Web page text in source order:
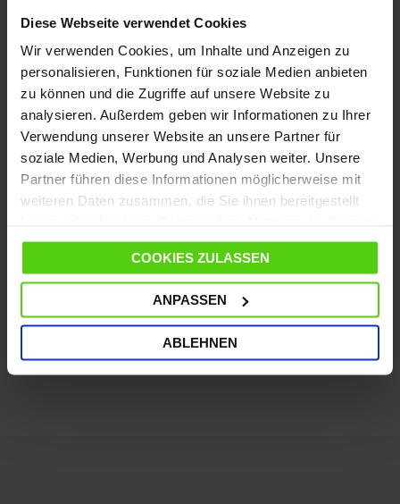
Diese Webseite verwendet Cookies
Wir verwenden Cookies, um Inhalte und Anzeigen zu
personalisieren, Funktionen für soziale Medien anbieten
zu können und die Zugriffe auf unsere Website zu
analysieren. Außerdem geben wir Informationen zu Ihrer
Verwendung unserer Website an unsere Partner für
soziale Medien, Werbung und Analysen weiter. Unsere
Partner führen diese Informationen möglicherweise mit
weiteren Daten zusammen, die Sie ihnen bereitgestellt
gesammelt haben.
COOKIES ZULASSEN
ANPASSEN
ABLEHNEN
besuchen Sie die SeiteKundendienst
ausgesetzt; ab dem 17. August läuft er wieder wie
gewohnt weiter.
DETAILS
SPEZIFIKATIONEN
WEITERE NÜTZLICHE INFORMATIONEN